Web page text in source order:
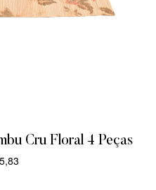
Cru Floral 4 Peças